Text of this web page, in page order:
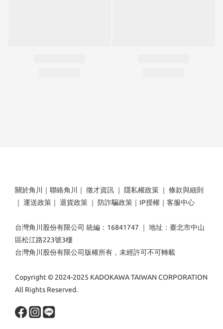
關於角川 ｜ 聯絡角川 ｜ 徵才資訊 ｜ 隱私權政策 ｜ 條款與細則
｜ 運送政策 ｜ 退貨政策 ｜ 防詐騙政策 ｜ IP授權 ｜ 客服中心
台灣角川股份有限公司 統編：16841747 ｜ 地址：臺北市中山
區松江路223號3樓
台灣角川股份有限公司版權所有，未經許可不可轉載
Copyright © 2024-2025 KADOKAWA TAIWAN CORPORATION
All Rights Reserved.